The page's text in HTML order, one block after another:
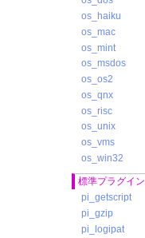
os_haiku
os_mac
os_mint
os_msdos
os_os2
os_qnx
os_risc
os_unix
os_vms
os_win32
標準プラグイン
pi_getscript
pi_gzip
pi_logipat